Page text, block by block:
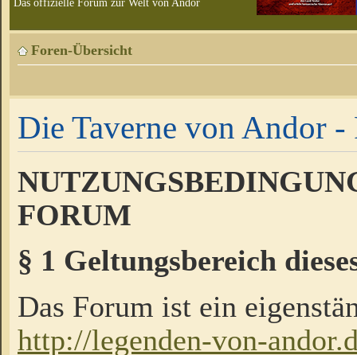
Foren-Übersicht
Die Taverne von Andor -
FORUM
§ 1 Geltungsbereich
Das Forum ist ein
http://legenden-von-